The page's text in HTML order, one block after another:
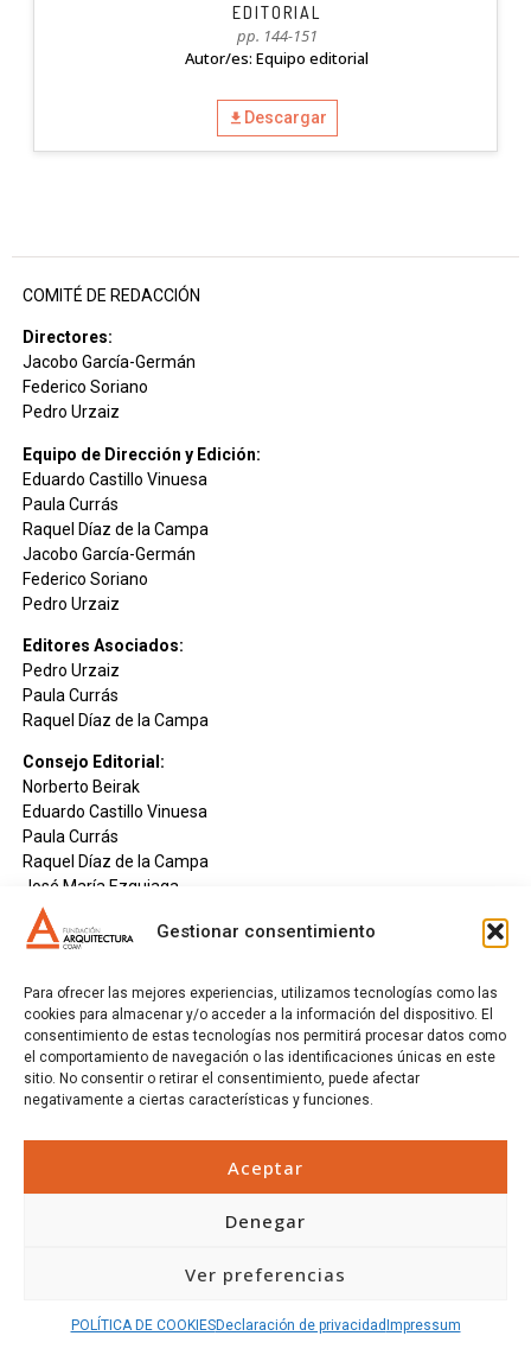
Gestionar consentimiento
Para ofrecer las mejores experiencias, utilizamos tecnologías como las
cookies para almacenar y/o acceder a la información del dispositivo. El
consentimiento de estas tecnologías nos permitirá procesar datos como
el comportamiento de navegación o las identificaciones únicas en este
sitio. No consentir o retirar el consentimiento, puede afectar
negativamente a ciertas características y funciones.
Aceptar
Denegar
Ver preferencias
POLÍTICA DE COOKIESDeclaración de privacidad Impressum
EDITORIAL
pp. 144-151
Autor/es: Equipo editorial
Descargar
COMITÉ DE REDACCIÓN
Directores:
Jacobo García-Germán
Federico Soriano
Pedro Urzaiz
Equipo de Dirección y Edición:
Eduardo Castillo Vinuesa
Paula Currás
Raquel Díaz de la Campa
Jacobo García-Germán
Federico Soriano
Pedro Urzaiz
Editores Asociados:
Pedro Urzaiz
Paula Currás
Raquel Díaz de la Campa
Consejo Editorial:
Norberto Beirak
Eduardo Castillo Vinuesa
Paula Currás
Raquel Díaz de la Campa
José María Ezquiaga
Jacobo García-Germán
Carlos Lahoz
Federico Soriano
Pedro Urzaiz
Comunicación y Coordinación Editorial:
Ariadna Cantis
Raúl Castellanos
Javier Fernández Contreras
Francisco González de Canales
Lucía Pérez